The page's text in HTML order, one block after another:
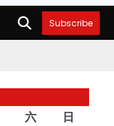
Subscribe
六
日